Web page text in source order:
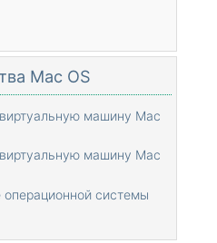
Mac OS
машину Mac
машину Mac
системы
в Mac OS